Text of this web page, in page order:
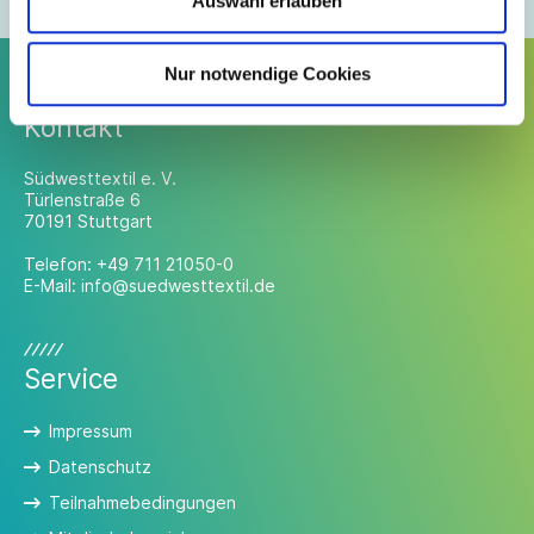
Nur notwendige Cookies
Kontakt
Südwesttextil e. V.
Türlenstraße 6
70191 Stuttgart
Telefon: +49 711 21050-0
E-Mail: info@suedwesttextil.de
Service
Impressum
Datenschutz
Teilnahmebedingungen